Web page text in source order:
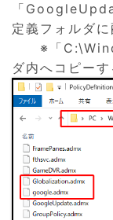
「
定義フォルダに
※「
ダ内へコピーす